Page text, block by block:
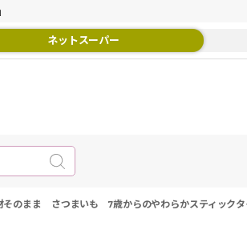
ネットスーパー
のまま さつまいも 7歳からのやわらかスティック